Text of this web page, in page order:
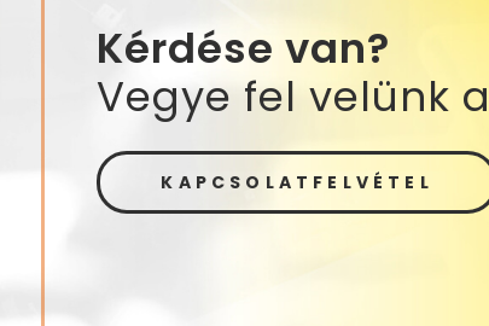
Kérdése van?
Vegye fel velünk
KAPCSOLATFELVÉTEL